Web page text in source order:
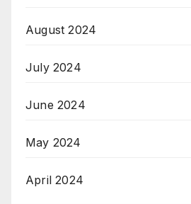
August 2024
July 2024
June 2024
May 2024
April 2024